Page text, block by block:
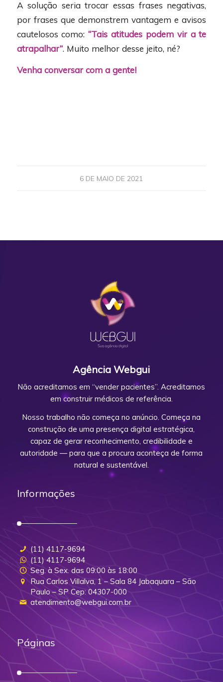
A solução seria trocar essas frases negativas,
por frases que demonstrem vantagem e avisos
cautelosos como:“Tais atitudes podem vir a te
atrapalhar”. Muito melhor desse jeito, né?
Venha conversar com a gente!
6 DE MAIO DE 2021
Agência Webgui
Não acreditamos em “vender pacientes”. Acreditamos
em construir médicos de referência.
Nosso trabalho não começa no anúncio. Começa na
construção de uma presença digital estratégica,
capaz de gerar reconhecimento, credibilidade e
autoridade — para que a procura aconteça de forma
natural e sustentável.
Informações
(11) 4117-9694
(11) 4117-9694
Seg. à Sex. das 09:00 às 18:00
Rua Carlos Villalva, 1 – Sala 84 Jabaquara – São
Paulo – SP Cep: 04307-000
atendimento@webgui.com.br
Páginas